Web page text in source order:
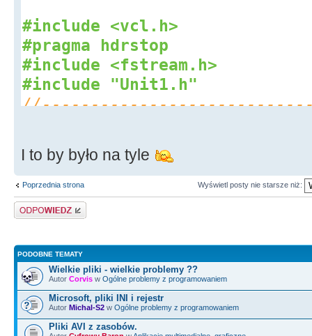
#include <vcl.h>
#pragma hdrstop
#include <fstream.h>
#include "Unit1.h"
#pragma resource "*.dfm"
TForm1*Form1;
----------------------------
__fastcallTForm1::TForm1(
:TForm(Owner)
{
}
I to by było na tyle
Poprzednia strona Wyświetl posty nie starsze niż:
Odpowiedz
PODOBNE TEMATY
Wielkie pliki - wielkie problemy ??
Autor Corvis w Ogólne problemy z programowaniem
Microsoft, pliki INI i rejestr
Autor Michal-S2 w Ogólne problemy z programowaniem
Pliki AVI z zasobów.